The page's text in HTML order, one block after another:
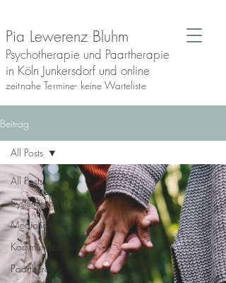
Pia Lewerenz Bluhm
Psychotherapie und Paartherapie
in Köln Junkersdorf und online
zeitnahe Termine- keine Warteliste
Beitrag
All Posts
Systemische Therapie
Mediation
Kommunikation
Paartherapie
All Posts